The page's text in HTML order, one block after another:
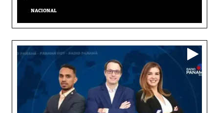
NACIONAL